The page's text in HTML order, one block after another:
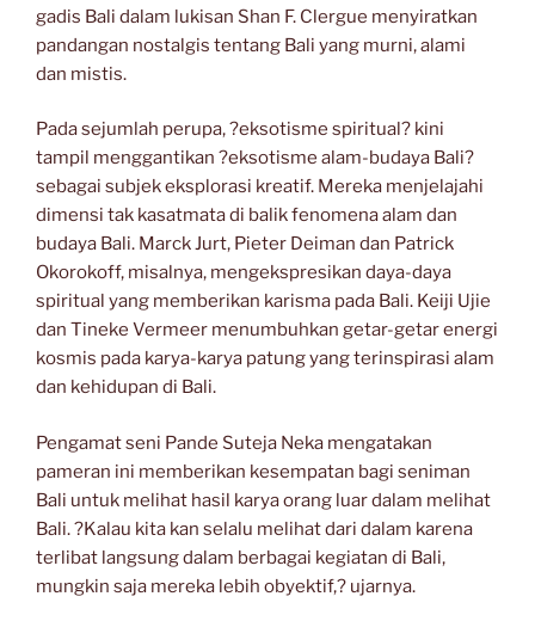
gadis Bali dalam lukisan Shan F. Clergue menyiratkan
pandangan nostalgis tentang Bali yang murni, alami
dan mistis.
Pada sejumlah perupa, ?eksotisme spiritual? kini
tampil menggantikan ?eksotisme alam-budaya Bali?
sebagai subjek eksplorasi kreatif. Mereka menjelajahi
dimensi tak kasatmata di balik fenomena alam dan
budaya Bali. Marck Jurt, Pieter Deiman dan Patrick
Okorokoff, misalnya, mengekspresikan daya-daya
spiritual yang memberikan karisma pada Bali. Keiji Ujie
dan Tineke Vermeer menumbuhkan getar-getar energi
kosmis pada karya-karya patung yang terinspirasi alam
dan kehidupan di Bali.
Pengamat seni Pande Suteja Neka mengatakan
pameran ini memberikan kesempatan bagi seniman
Bali untuk melihat hasil karya orang luar dalam melihat
Bali. ?Kalau kita kan selalu melihat dari dalam karena
terlibat langsung dalam berbagai kegiatan di Bali,
mungkin saja mereka lebih obyektif,? ujarnya.